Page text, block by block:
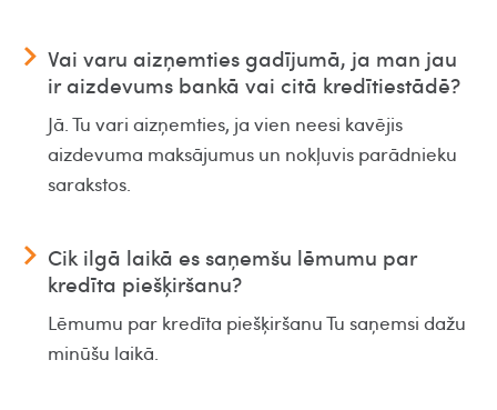
Vai varu aizņemties gadījumā, ja man jau
ir aizdevums bankā vai citā kredītiestādē?
Jā. Tu vari aizņemties, ja vien neesi kavējis
aizdevuma maksājumus un nokļuvis parādnieku
sarakstos.
Cik ilgā laikā es saņemšu lēmumu par
kredīta piešķiršanu?
Lēmumu par kredīta piešķiršanu Tu saņemsi dažu
minūšu laikā.